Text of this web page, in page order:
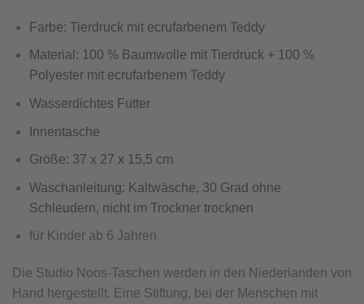
Farbe: Tierdruck mit ecrufarbenem Teddy
Material: 100 % Baumwolle mit Tierdruck + 100 %
Polyester mit ecrufarbenem Teddy
Wasserdichtes Futter
Innentasche
Größe: 37 x 27 x 15,5 cm
Waschanleitung: Kaltwäsche, 30 Grad ohne
Schleudern, nicht im Trockner trocknen
für Kinder ab 6 Jahren
Die Studio Noos-Taschen werden in den Niederlanden von
Hand hergestellt. Eine Stiftung, bei der Menschen mit